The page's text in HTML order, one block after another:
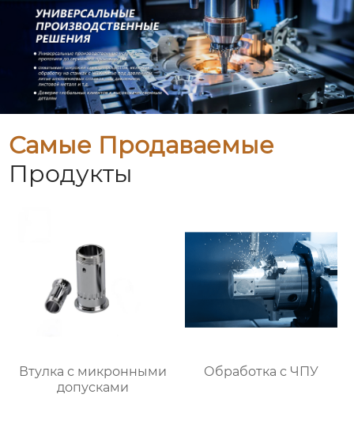
Самые Продаваемые
Продукты
Втулка с микронными
допусками
Обработка с ЧПУ